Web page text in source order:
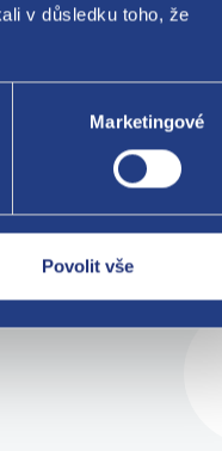
v důsledku toho, že
Marketingové
Povolit vše